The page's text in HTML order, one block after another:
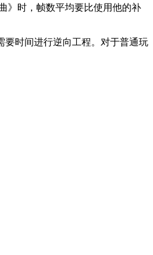
》时，帧数平均要比使用他的补
要时间进行逆向工程。对于普通玩